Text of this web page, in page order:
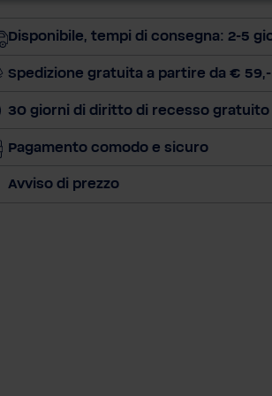
Disponibile, tempi di consegna: 2-5
Spedizione gratuita a partire da € 59,-
30 giorni di diritto di recesso gratuito
Pagamento comodo e sicuro
Avviso di prezzo